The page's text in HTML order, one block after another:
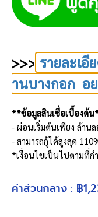
>>> รายละเอี
านบางกอก อ
**ข้อมูลสินเชื่อเบื้องต้
- ผ่อนเริ่มต้นเพียง ล้าน
- สามารถกู้ได้สูงสุด
*เงื่อนไขเป็นไปตามที่
**ฟังก์ชันบ้าน**
ห้องนอน : 3 ห้อง
ค่าส่วนกลาง : ฿